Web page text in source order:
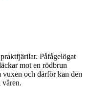
Påfågelögat
mot en rödbrun
och därför kan den
våren.